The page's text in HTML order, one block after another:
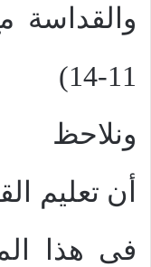
11-14)
ونلاحظ
أن تعليم
فى هذا